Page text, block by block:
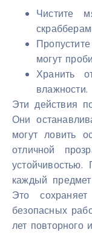
Чистите
могут
Хранить
влажности.
Эти действия
Они
могут ловить
отличной
устойчивостью.
каждый
Это
безопасных
лет повторного